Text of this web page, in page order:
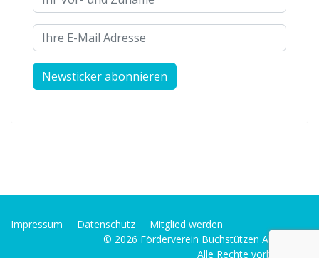
Ihre E-Mail Adresse
Impressum Datenschutz
Mitglied werden
© 2026 Förderverein Buchstützen Alfter e. V.
Alle Rechte vorbehalten.